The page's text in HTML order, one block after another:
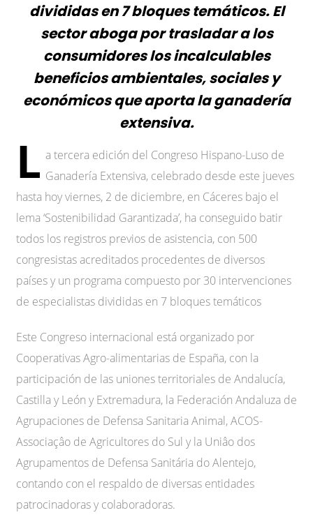
divididas en 7 bloques temáticos. El
sector aboga por trasladar a los
consumidores los incalculables
beneficios ambientales, sociales y
económicos que aporta la ganadería
extensiva.
L a tercera edición del Congreso Hispano-Luso de
Ganadería Extensiva, celebrado desde este jueves
hasta hoy viernes, 2 de diciembre, en Cáceres bajo el
lema ‘Sostenibilidad Garantizada’, ha conseguido batir
todos los registros previos de asistencia, con 500
congresistas acreditados procedentes de diversos
países y un programa compuesto por 30 intervenciones
de especialistas divididas en 7 bloques temáticos
Este Congreso internacional está organizado por
Cooperativas Agro-alimentarias de España, con la
participación de las uniones territoriales de Andalucía,
Castilla y León y Extremadura, la Federación Andaluza de
Agrupaciones de Defensa Sanitaria Animal, ACOS-
Associaçâo de Agricultores do Sul y la Uniâo dos
Agrupamentos de Defensa Sanitária do Alentejo,
contando con el respaldo de diversas entidades
patrocinadoras y colaboradoras.